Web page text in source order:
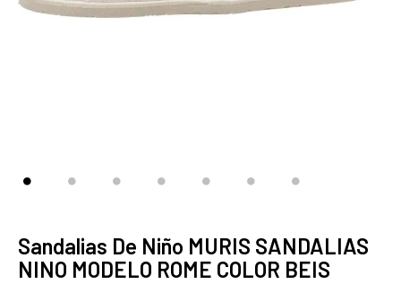
Sandalias De Niño MURIS SANDALIAS
NINO MODELO ROME COLOR BEIS